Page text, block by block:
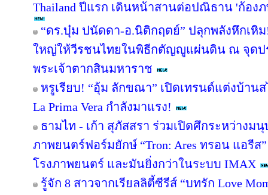
Thailand ปีแรก เดินหน้าสานต่อปณิธาน 'ก้อง
“ดร.บุ๋ม ปนัดดา-อ.นิติกฤตย์” ปลุกพลังหึกเ
ใหญ่ให้วีรชนไทยในพิธีกตัญญูแผ่นดิน ณ จุดป
พระเจ้าตากสินมหาราช
หรูเรียบ! “อุ้ม ลักขณา” เปิดเทรนด์แต่งบ้าน
La Prima Vera กำลังมาแรง!
ธามไท - เก้า สุภัสสรา ร่วมเปิดศึกระหว่างม
ภาพยนตร์ฟอร์มยักษ์ “Tron: Ares ทรอน แอรี
โรงภาพยนตร์ และมันยิ่งกว่าในระบบ IMAX
รู้จัก 8 สาวจากเรียลลิตี้ซีรีส์ “บทรัก Love